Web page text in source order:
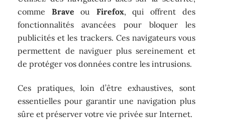
comme Brave ou Firefox, qui offrent des
fonctionnalités avancées pour bloquer les
publicités et les trackers. Ces navigateurs vous
permettent de naviguer plus sereinement et
de protéger vos données contre les intrusions.
Ces pratiques, loin d’être exhaustives, sont
essentielles pour garantir une navigation plus
sûre et préserver votre vie privée sur Internet.